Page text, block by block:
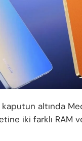
altında
iki farklı RAM